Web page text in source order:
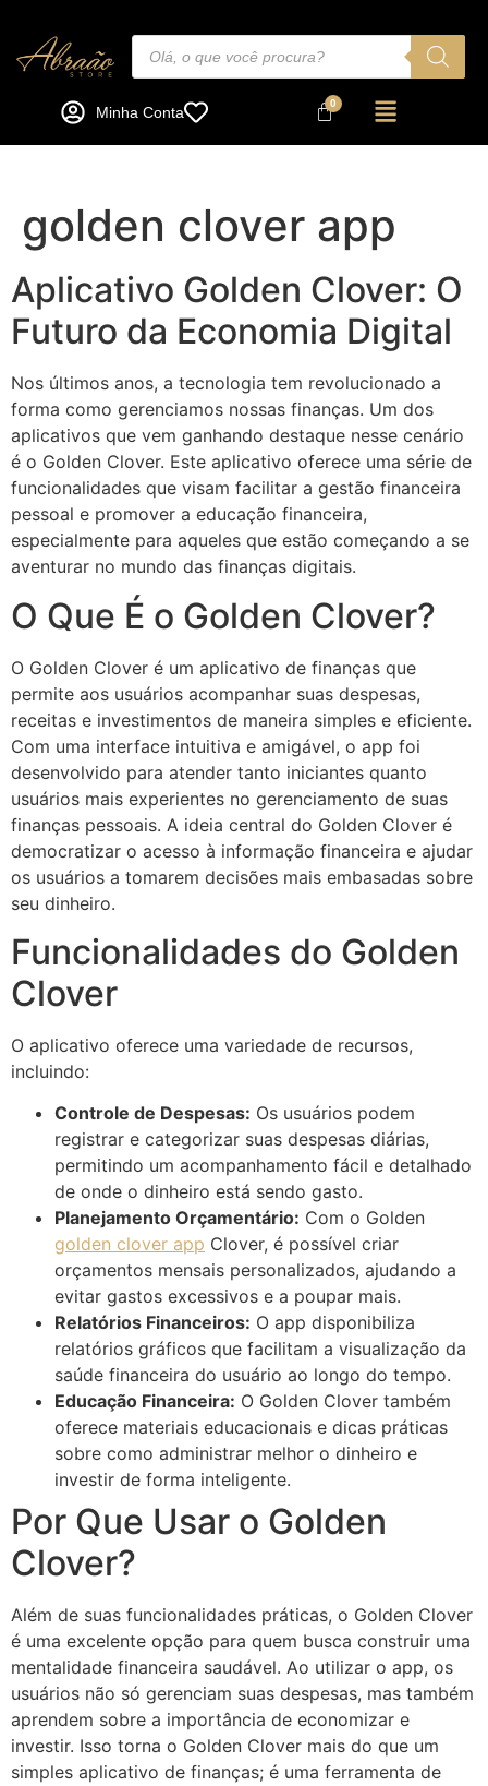
Minha Conta
golden clover app
Aplicativo Golden Clover: O
Futuro da Economia Digital
Nos últimos anos, a tecnologia tem revolucionado a
forma como gerenciamos nossas finanças. Um dos
aplicativos que vem ganhando destaque nesse cenário
é o Golden Clover. Este aplicativo oferece uma série de
funcionalidades que visam facilitar a gestão financeira
pessoal e promover a educação financeira,
especialmente para aqueles que estão começando a se
aventurar no mundo das finanças digitais.
O Que É o Golden Clover?
O Golden Clover é um aplicativo de finanças que
permite aos usuários acompanhar suas despesas,
receitas e investimentos de maneira simples e eficiente.
Com uma interface intuitiva e amigável, o app foi
desenvolvido para atender tanto iniciantes quanto
usuários mais experientes no gerenciamento de suas
finanças pessoais. A ideia central do Golden Clover é
democratizar o acesso à informação financeira e ajudar
os usuários a tomarem decisões mais embasadas sobre
seu dinheiro.
Funcionalidades do Golden
Clover
O aplicativo oferece uma variedade de recursos,
incluindo:
Controle de Despesas: Os usuários podem
registrar e categorizar suas despesas diárias,
permitindo um acompanhamento fácil e detalhado
de onde o dinheiro está sendo gasto.
Planejamento Orçamentário: Com o Golden
golden clover app Clover, é possível criar
orçamentos mensais personalizados, ajudando a
evitar gastos excessivos e a poupar mais.
Relatórios Financeiros: O app disponibiliza
relatórios gráficos que facilitam a visualização da
saúde financeira do usuário ao longo do tempo.
Educação Financeira: O Golden Clover também
oferece materiais educacionais e dicas práticas
sobre como administrar melhor o dinheiro e
investir de forma inteligente.
Por Que Usar o Golden
Clover?
Além de suas funcionalidades práticas, o Golden Clover
é uma excelente opção para quem busca construir uma
mentalidade financeira saudável. Ao utilizar o app, os
usuários não só gerenciam suas despesas, mas também
aprendem sobre a importância de economizar e
investir. Isso torna o Golden Clover mais do que um
simples aplicativo de finanças; é uma ferramenta de